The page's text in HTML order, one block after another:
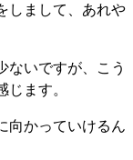
しまして、あれや
ないですが、こう
ます。
向かっていけるん